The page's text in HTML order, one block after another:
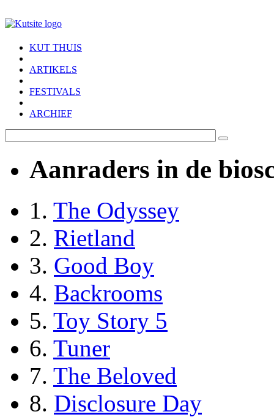
KUT THUIS
ARTIKELS
FESTIVALS
ARCHIEF
Aanraders in de
1. The Odyssey
2. Rietland
3. Good Boy
4. Backrooms
5. Toy Story 5
6. Tuner
7. The Beloved
8. Disclosure Day